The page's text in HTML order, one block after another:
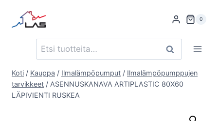
sisältöön
0
Etsi: Haku
Koti / Kauppa / Ilmalämpöpumput / Ilmalämpöpumppujen
tarvikkeet / ASENNUSKANAVA ARTIPLASTIC 80X60
LÄPIVIENTI RUSKEA